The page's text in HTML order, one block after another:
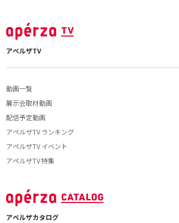
アペルザTV
動画一覧
展示会取材動画
配信予定動画
アペルザTV ランキング
アペルザTV イベント
アペルザTV 特集
アペルザカタログ